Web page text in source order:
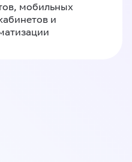
мобильных
и